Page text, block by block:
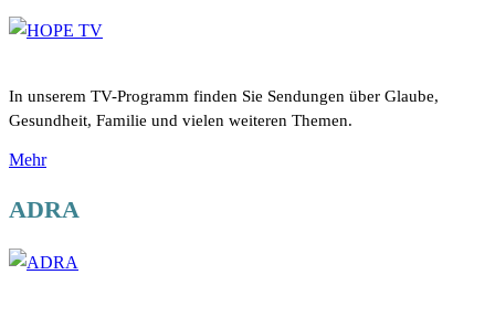
In unserem TV-Programm finden Sie Sendungen über Glaube,
Gesundheit, Familie und vielen weiteren Themen.
Mehr
ADRA